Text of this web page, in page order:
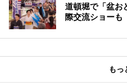
道頓堀で「盆
際交流ショーも
もっ